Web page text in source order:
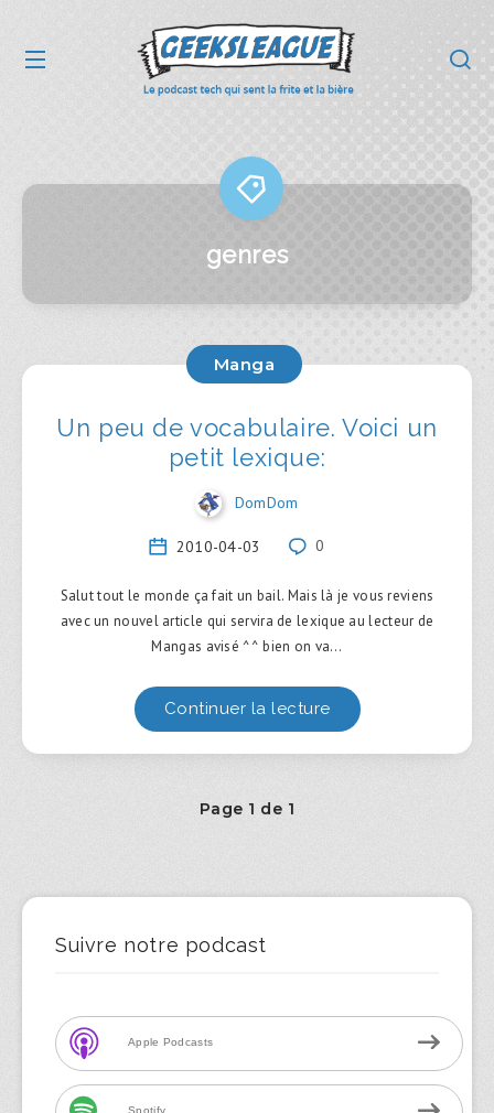
genres
Manga
Un peu de vocabulaire. Voici un
petit lexique:
DomDom
2010-04-03 0
Salut tout le monde ça fait un bail. Mais là je vous reviens
avec un nouvel article qui servira de lexique au lecteur de
Mangas avisé ^^ bien on va…
Continuer la lecture
Page 1 de 1
Suivre notre podcast
Apple Podcasts